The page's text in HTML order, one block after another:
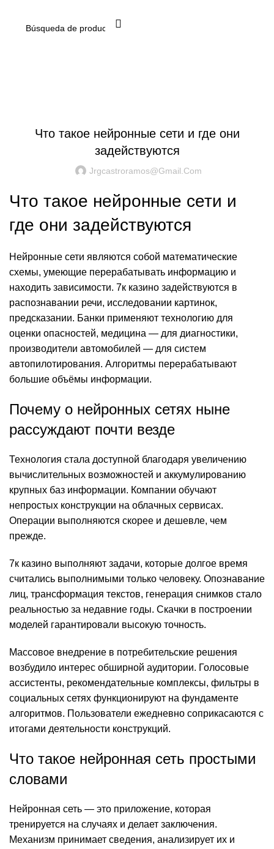
Что такое нейронные сети и где они
задействуются
Jrgcastroramos@gmail.com
Что такое нейронные сети и
где они задействуются
Нейронные сети являются собой математические
схемы, умеющие перерабатывать информацию и
находить зависимости. 7к казино задействуются в
распознавании речи, исследовании картинок,
предсказании. Банки применяют технологию для
оценки опасностей, медицина — для диагностики,
производители автомобилей — для систем
автопилотирования. Алгоритмы перерабатывают
большие объёмы информации.
Почему о нейронных сетях ныне
рассуждают почти везде
Технология стала доступной благодаря увеличению
вычислительных возможностей и аккумулированию
крупных баз информации. Компании обучают
непростых конструкции на облачных сервисах.
Операции выполняются скорее и дешевле, чем
прежде.
7к казино выполняют задачи, которые долгое время
считались выполнимыми только человеку. Опознавание
лиц, трансформация текстов, генерация снимков стало
реальностью за недавние годы. Скачки в построении
моделей гарантировали высокую точность.
Массовое внедрение в потребительские решения
возбудило интерес обширной аудитории. Голосовые
ассистенты, рекомендательные комплексы, фильтры в
социальных сетях функционируют на фундаменте
алгоритмов. Пользователи ежедневно соприкасаются с
итогами деятельности конструкций.
Что такое нейронная сеть простыми
словами
Нейронная сеть — это приложение, которая
тренируется на случаях и делает заключения.
Механизм принимает сведения, анализирует их и